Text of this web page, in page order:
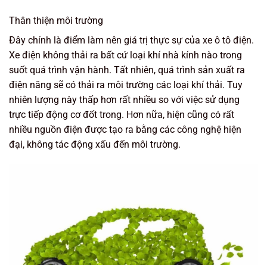
Thân thiện môi trường
Đây chính là điểm làm nên giá trị thực sự của xe ô tô điện.
Xe điện không thải ra bất cứ loại khí nhà kính nào trong
suốt quá trình vận hành. Tất nhiên, quá trình sản xuất ra
điện năng sẽ có thải ra môi trường các loại khí thải. Tuy
nhiên lượng này thấp hơn rất nhiều so với việc sử dụng
trực tiếp động cơ đốt trong. Hơn nữa, hiện cũng có rất
nhiều nguồn điện được tạo ra bằng các công nghệ hiện
đại, không tác động xấu đến môi trường.